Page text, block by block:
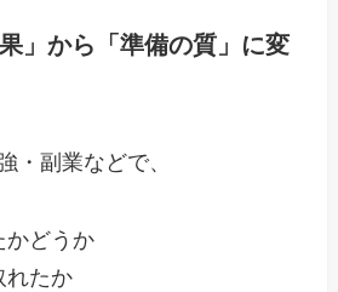
」から「準備の質」に変
・副業などで、
かどうか
れたか